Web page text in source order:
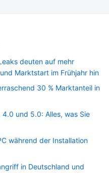
deuten auf mehr
Marktstart im Frühjahr hin
30 % Marktanteil in
und 5.0: Alles, was Sie
während der Installation
in Deutschland und